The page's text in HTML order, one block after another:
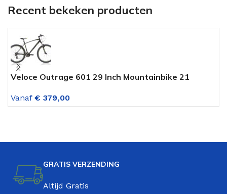
Recent bekeken producten
Veloce Outrage 601 29 Inch Mountainbike 21
Vanaf € 379,00
GRATIS VERZENDING
Altijd Gratis